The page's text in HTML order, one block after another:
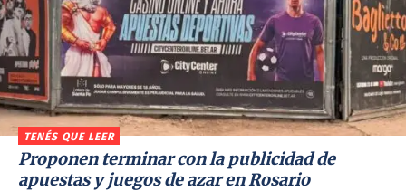
TENÉS QUE LEER
Proponen terminar con la publicidad de
apuestas y juegos de azar en Rosario